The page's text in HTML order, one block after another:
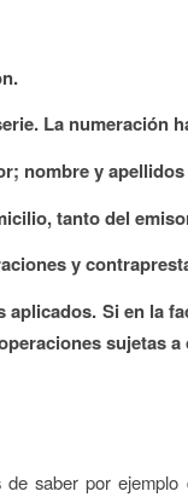
La numeración
nombre y
tanto del
y
Si en la
sujetas a
de saber por